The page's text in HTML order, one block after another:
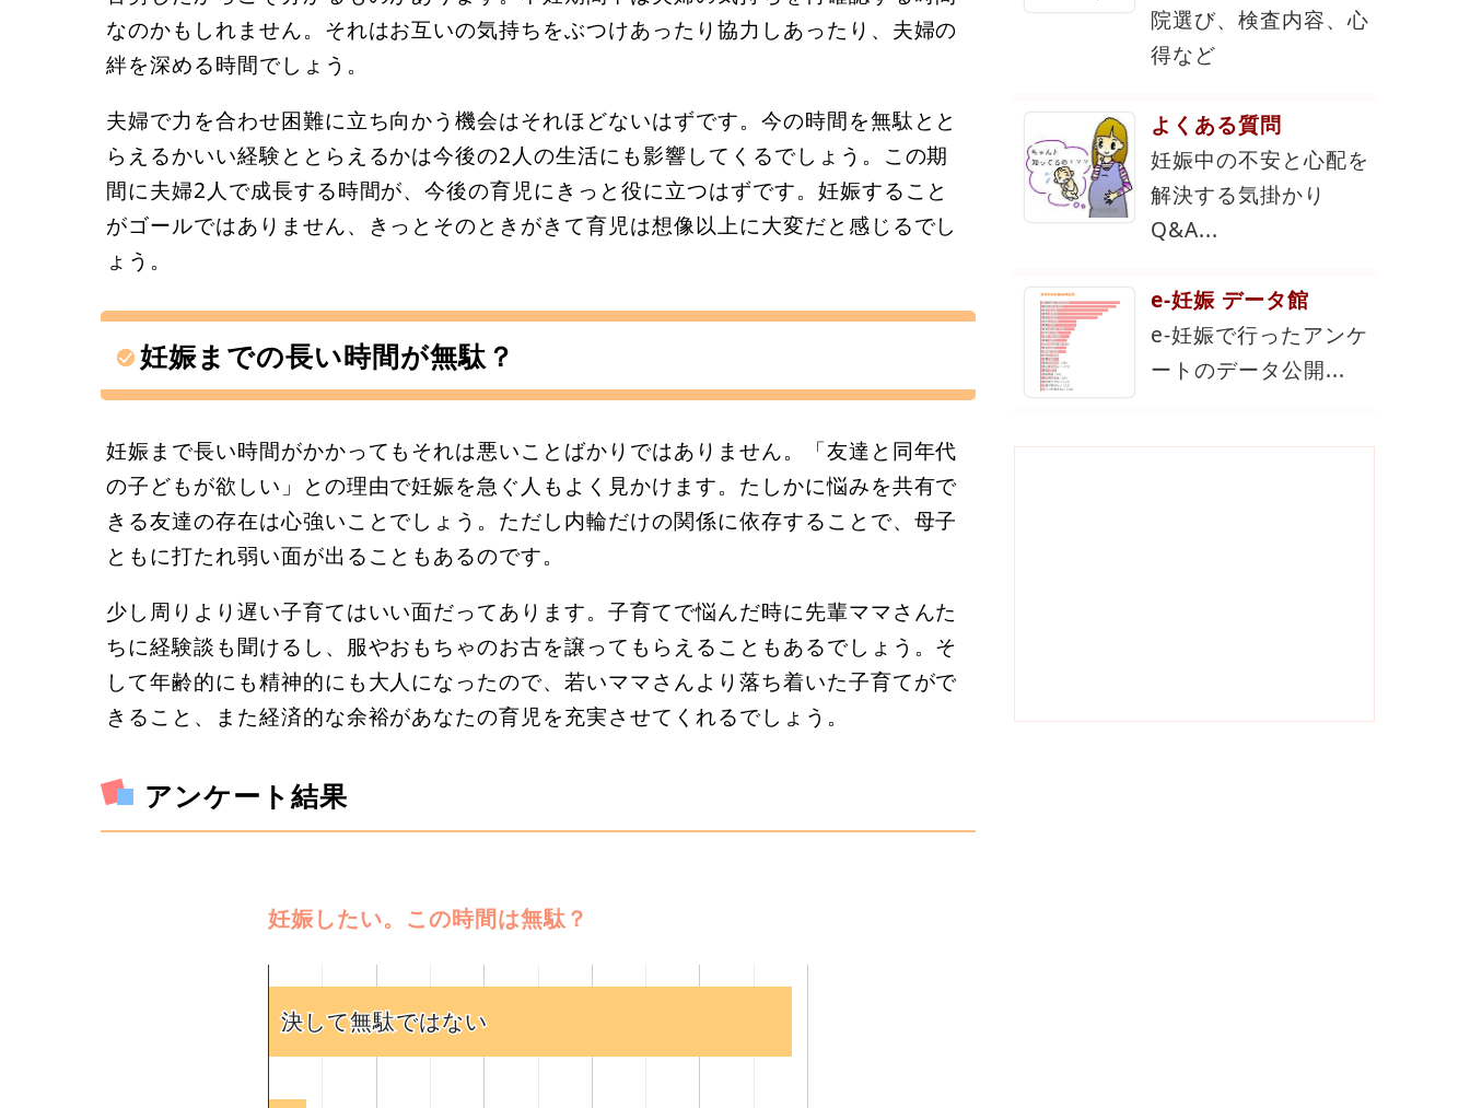
なのかもしれません。それはお互いの気持ちをぶつけあったり協力しあったり、夫婦の
絆を深める時間でしょう。
夫婦で力を合わせ困難に立ち向かう機会はそれほどないはずです。今の時間を無駄とと
らえるかいい経験ととらえるかは今後の2人の生活にも影響してくるでしょう。この期
間に夫婦2人で成長する時間が、今後の育児にきっと役に立つはずです。妊娠すること
がゴールではありません、きっとそのときがきて育児は想像以上に大変だと感じるでし
ょう。
妊娠までの長い時間が無駄？
妊娠まで長い時間がかかってもそれは悪いことばかりではありません。「友達と同年代
の子どもが欲しい」との理由で妊娠を急ぐ人もよく見かけます。たしかに悩みを共有で
きる友達の存在は心強いことでしょう。ただし内輪だけの関係に依存することで、母子
ともに打たれ弱い面が出ることもあるのです。
少し周りより遅い子育てはいい面だってあります。子育てで悩んだ時に先輩ママさんた
ちに経験談も聞けるし、服やおもちゃのお古を譲ってもらえることもあるでしょう。そ
して年齢的にも精神的にも大人になったので、若いママさんより落ち着いた子育てがで
きること、また経済的な余裕があなたの育児を充実させてくれるでしょう。
アンケート結果
妊娠したい。この時間は無駄？
決して無駄ではない
決して無駄ではない
院選び、検査内容、心
得など
よくある質問
妊娠中の不安と心配を
解決する気掛かり
Q&A...
e-妊娠 データ館
e-妊娠で行ったアンケ
ートのデータ公開...